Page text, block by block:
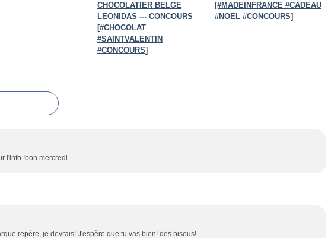
CHOCOLATIER BELGE
LEONIDAS --- CONCOURS
[#CHOCOLAT
#SAINTVALENTIN
#CONCOURS]
[#MADEINFRANCE #CADEAU
#NOEL #CONCOURS]
l'info !bon mercredi
repère, je devrais! J'espère que tu vas bien! des bisous!